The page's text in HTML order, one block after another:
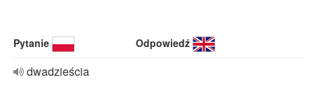
Pytanie Odpowiedź
dwadzieścia